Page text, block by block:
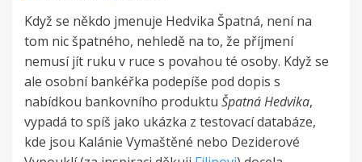
Když se někdo jmenuje Hedvika Špatná, není na
tom nic špatného, nehledě na to, že příjmení
nemusí jít ruku v ruce s povahou té osoby. Když se
ale osobní bankéřka podepíše pod dopis s
nabídkou bankovního produktu Špatná Hedvika,
vypadá to spíš jako ukázka z testovací databáze,
kde jsou Kalánie Vymaštěné nebo Deziderové